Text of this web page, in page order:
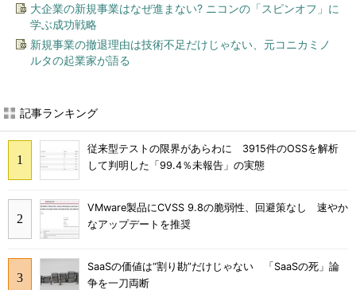
大企業の新規事業はなぜ進まない? ニコンの「スピンオフ」に
学ぶ成功戦略
新規事業の撤退理由は技術不足だけじゃない、元コニカミノ
ルタの起業家が語る
記事ランキング
従来型テストの限界があらわに 3915件のOSSを解析
して判明した「99.4％未報告」の実態
VMware製品にCVSS 9.8の脆弱性、回避策なし 速やか
なアップデートを推奨
SaaSの価値は“割り勘”だけじゃない 「SaaSの死」論
争を一刀両断